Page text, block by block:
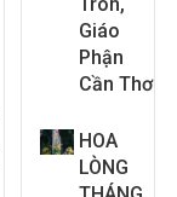
Tròn,
Giáo
Phận
Cần Thơ
HOA
LÒNG